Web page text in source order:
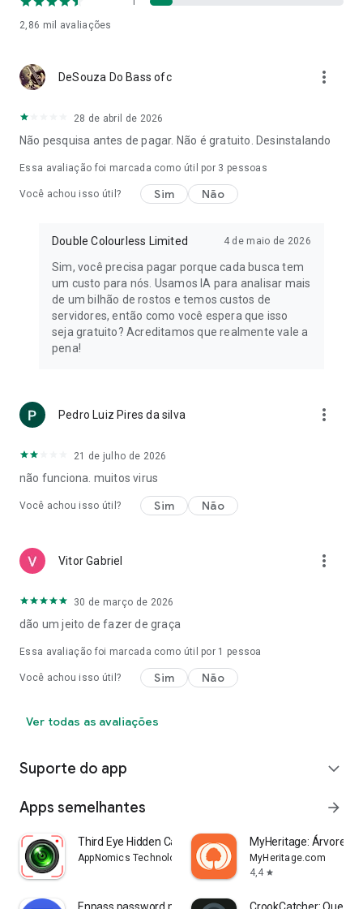
policy/en
Termos: https://facialrecognition.app/terms-and-
conditions/en
2,86 mil avaliações
DeSouza Do Bass ofc more_vert
28 de abril de 2026
Não pesquisa antes de pagar. Não é gratuito. Desinstalando
Essa avaliação foi marcada como útil por 3 pessoas
Você achou isso útil? Sim Não
Double Colourless Limited 4 de maio de 2026
Sim, você precisa pagar porque cada busca tem
um custo para nós. Usamos IA para analisar mais
de um bilhão de rostos e temos custos de
servidores, então como você espera que isso
seja gratuito? Acreditamos que realmente vale a
pena!
Pedro Luiz Pires da silva more_vert
21 de julho de 2026
não funciona. muitos virus
Você achou isso útil? Sim Não
Vitor Gabriel more_vert
30 de março de 2026
dão um jeito de fazer de graça
Essa avaliação foi marcada como útil por 1 pessoa
Você achou isso útil? Sim Não
Ver todas as avaliações
Suporte do app expand_more
Apps semelhantes arrow_forward
Third Eye Hidden Camera Record
AppNomics Technology
MyHeritage: Árvore
MyHeritage.com
4,4 star